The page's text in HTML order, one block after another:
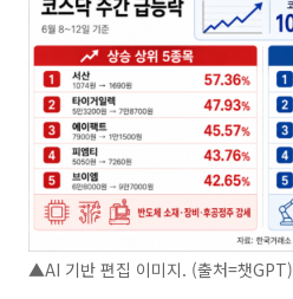
▲AI 기반 편집 이미지. (출처=챗GPT)